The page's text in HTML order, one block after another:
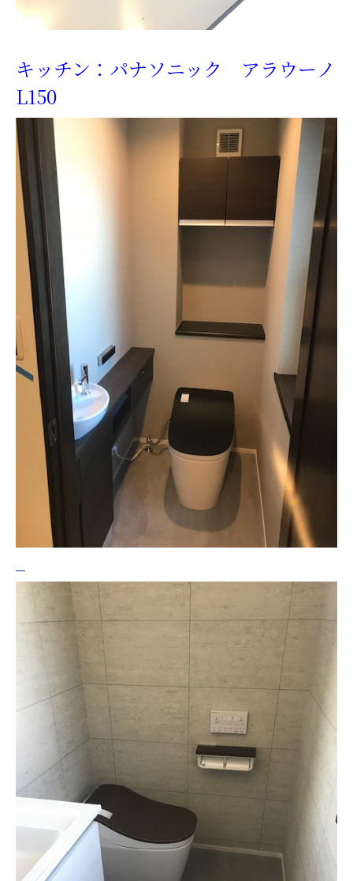
キッチン：パナソニック アラウーノ
L150